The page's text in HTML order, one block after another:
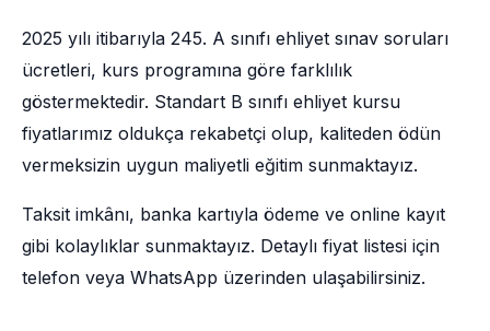
2025 yılı itibarıyla 245. A sınıfı ehliyet sınav soruları
ücretleri, kurs programına göre farklılık
göstermektedir. Standart B sınıfı ehliyet kursu
fiyatlarımız oldukça rekabetçi olup, kaliteden ödün
vermeksizin uygun maliyetli eğitim sunmaktayız.
Taksit imkânı, banka kartıyla ödeme ve online kayıt
gibi kolaylıklar sunmaktayız. Detaylı fiyat listesi için
telefon veya WhatsApp üzerinden ulaşabilirsiniz.